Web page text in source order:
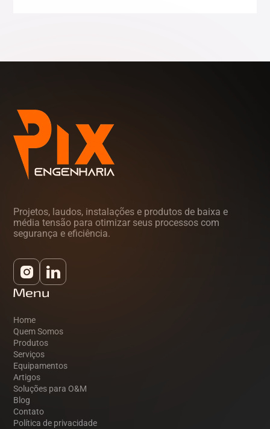
Projetos, laudos, instalações e produtos de baixa e
média tensão para otimizar seus processos com
segurança e eficiência.
Menu
Home
Quem Somos
Produtos
Serviços
Equipamentos
Artigos
Soluções para O&M
Blog
Contato
Política de privacidade